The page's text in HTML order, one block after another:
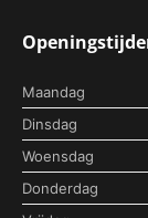
Maandag
Dinsdag
Woensdag
Donderdag